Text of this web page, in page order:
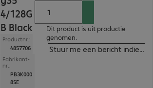
4/128G
B Black
Productnr.:
4857706
Fabrikant-
nr.:
PB3K000
8SE
Dit product is uit productie
genomen.
Stuur me een bericht indien